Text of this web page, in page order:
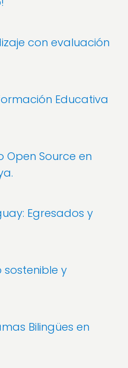
con evaluación
Educativa
Open Source en
Egresados y
sostenible y
Bilingües en